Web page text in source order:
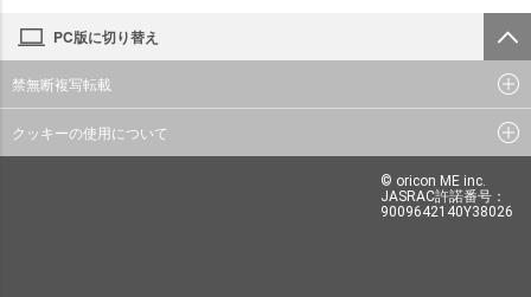
PC版に切り替え
禁無断複写転載
クッキーの使用について
© oricon ME inc.
JASRAC許諾番号：
9009642140Y38026